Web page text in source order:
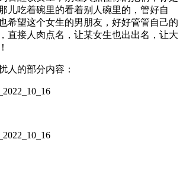
儿吃着碗里的看着别人碗里的，管好自
希望这个女生的男朋友，好好管管自己的
直接人肉点名，让某女生也出出名，让大
人的部分内容：